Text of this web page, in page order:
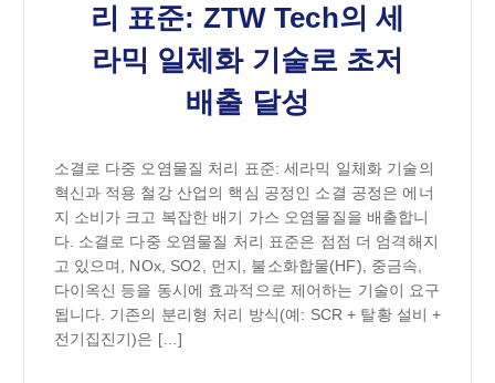
리 표준: ZTW Tech의 세
라믹 일체화 기술로 초저
배출 달성
소결로 다중 오염물질 처리 표준: 세라믹 일체화 기술의
혁신과 적용 철강 산업의 핵심 공정인 소결 공정은 에너
지 소비가 크고 복잡한 배기 가스 오염물질을 배출합니
다. 소결로 다중 오염물질 처리 표준은 점점 더 엄격해지
고 있으며, NOx, SO2, 먼지, 불소화합물(HF), 중금속,
다이옥신 등을 동시에 효과적으로 제어하는 기술이 요구
됩니다. 기존의 분리형 처리 방식(예: SCR + 탈황 설비 +
전기집진기)은 […]